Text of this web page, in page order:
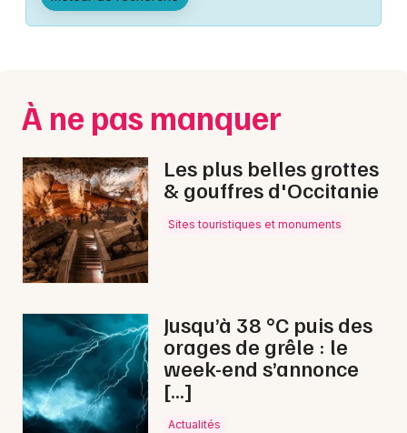
Manifestations
Spectacles
Concerts
Sports
Soirées
Sorties famille
Expos
Sorties & loisirs
Nature dans le Gard
Marseille
Nantes
Nice
Paris
Strasbourg
Toulouse
À ne pas manquer
Les plus belles grottes
& gouffres d'Occitanie
Sites touristiques et monuments
Jusqu’à 38 °C puis des
orages de grêle : le
week-end s’annonce
[…]
Actualités